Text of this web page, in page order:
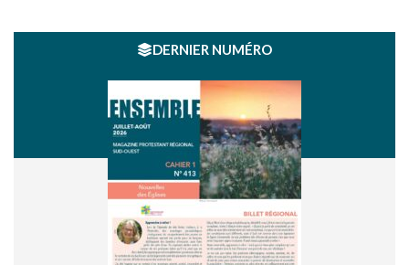
DERNIER NUMÉRO